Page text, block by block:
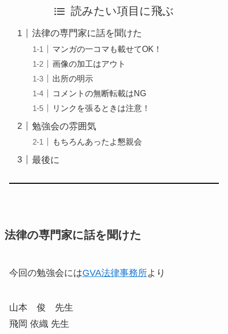
読みたい項目に飛ぶ
法律の専門家に話を聞けた
マンガの一コマも載せてOK！
画像の加工はアウト
出所の明示
コメントの無断転載はNG
リンクを張るときは注意！
勉強会の雰囲気
もちろんあったよ懇親会
最後に
法律の専門家に話を聞けた
今回の勉強会にはGVA法律事務所より
山本 俊 先生
飛岡 依織 先生